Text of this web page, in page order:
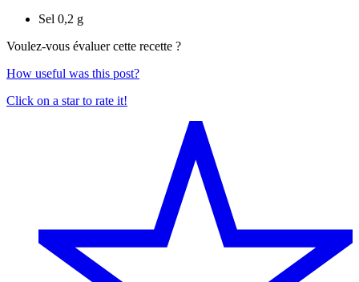
Sel 0,2 g
Voulez-vous évaluer cette recette ?
How useful was this post?
Click on a star to rate it!